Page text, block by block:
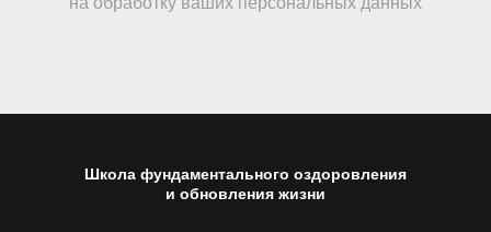
Школа фундаментального оздоровления
и обновления жизни